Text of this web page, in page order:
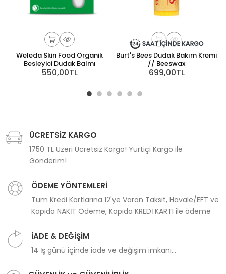
Weleda Skin Food Organik
Besleyici Dudak Balmı
550,00TL
Burt's Bees Dudak Bakım Kremi
// Beeswax
699,00TL
ÜCRETSİZ KARGO
1750 TL Üzeri Ücretsiz Kargo! Yurtiçi Kargo ile
Gönderim!
ÖDEME YÖNTEMLERİ
Tüm Kredi Kartlarına 12'ye Varan Taksit, Havale/EFT ve
Kapıda NAKİT Ödeme, Kapıda KREDİ KARTI ile ödeme
İADE & DEĞİŞİM
14 İş günü içinde iade ve değişim imkanı...